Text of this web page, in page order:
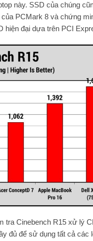
này. SSD của chúng
PCMark 8 và chứng
hiện đại dựa trên PCI
tra Cinebench R15 xử lý
đủ để sử dụng tất cả các